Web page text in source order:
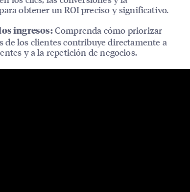
obtener un ROI preciso y significativo.
ingresos:Comprenda cómo priorizar
de los clientes contribuye directamente a
y a la repetición de negocios.